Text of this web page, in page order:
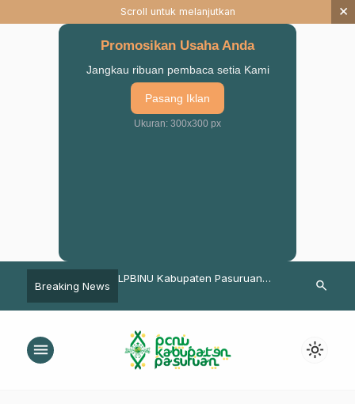
Scroll untuk melanjutkan ×
Promosikan Usaha Anda
Jangkau ribuan pembaca setia Kami
Pasang Iklan
Ukuran: 300x300 px
Breaking News
di Lapangan
LPBINU Kabupaten Pasuruan
Bencana Gempa Megathrust
Kiat search
menu light_mode